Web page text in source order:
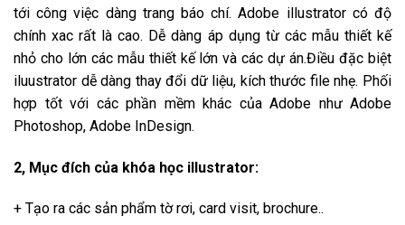
tới công việc dàng trang báo chí. Adobe illustrator có độ
chính xac rất là cao. Dễ dàng áp dụng từ các mẫu thiết kế
nhỏ cho lớn các mẫu thiết kế lớn và các dự án.Điều đặc biệt
iluustrator dễ dàng thay đổi dữ liệu, kích thước file nhẹ. Phối
hợp tốt với các phần mềm khác của Adobe như Adobe
Photoshop, Adobe InDesign.
2, Mục đích của khóa học illustrator:
+ Tạo ra các sản phẩm tờ rơi, card visit, brochure..